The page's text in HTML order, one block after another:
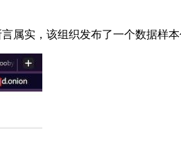
属实，该组织发布了一个数据样本